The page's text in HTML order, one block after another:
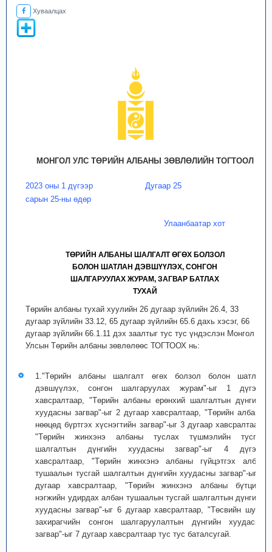
Хуваалцах
МОНГОЛ УЛС ТӨРИЙН АЛБАНЫ ЗӨВЛӨЛИЙН ТОГТООЛ
2023 оны 1 дүгээр
сарын 25-ны өдөр
Дугаар 25
Улаанбаатар хот
ТӨРИЙН АЛБАНЫ ШАЛГАЛТ ӨГӨХ БОЛЗОЛ
БОЛОН ШАТЛАН ДЭВШҮҮЛЭХ, СОНГОН
ШАЛГАРУУЛАХ ЖУРАМ, ЗАГВАР БАТЛАХ
ТУХАЙ
Төрийн албаны тухай хуулийн 26 дугаар зүйлийн 26.4, 33
дугаар зүйлийн 33.12, 65 дугаар зүйлийн 65.6 дахь хэсэг, 66
дугаар зүйлийн 66.1.11 дэх заалтыг тус тус үндэслэн Монгол
Улсын Төрийн албаны зөвлөлөөс ТОГТООХ нь:
1."Төрийн албаны шалгалт өгөх болзол болон шатлан
дэвшүүлэх, сонгон шалгаруулах журам"-ыг 1 дүгээр
хавсралтаар, "Төрийн албаны ерөнхий шалгалтын дүнгийн
хуудасны загвар"-ыг 2 дугаар хавсралтаар, "Төрийн албаны
нөөцөд бүртгэх хүснэгтийн загвар"-ыг 3 дугаар хавсралтаар,
"Төрийн жинхэнэ албаны туслах түшмэлийн тусгай
шалгалтын дүнгийн хуудасны загвар"-ыг 4 дүгээр
хавсралтаар, "Төрийн жинхэнэ албаны гүйцэтгэх албан
тушаалын тусгай шалгалтын дүнгийн хуудасны загвар"-ыг 5
дугаар хавсралтаар, "Төрийн жинхэнэ албаны бүтцийн
нэгжийн удирдах албан тушаалын тусгай шалгалтын дүнгийн
хуудасны загвар"-ыг 6 дугаар хавсралтаар, "Төсвийн шууд
захирагчийн сонгон шалгаруулалтын дүнгийн хуудасны
загвар"-ыг 7 дугаар хавсралтаар тус тус баталсугай.